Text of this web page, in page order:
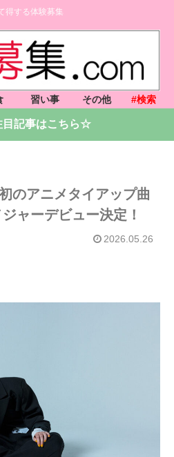
得する体験募集
習い事 その他 #検索
記事はこちら☆
のアニメタイアップ曲
ャーデビュー決定！
2026.05.26